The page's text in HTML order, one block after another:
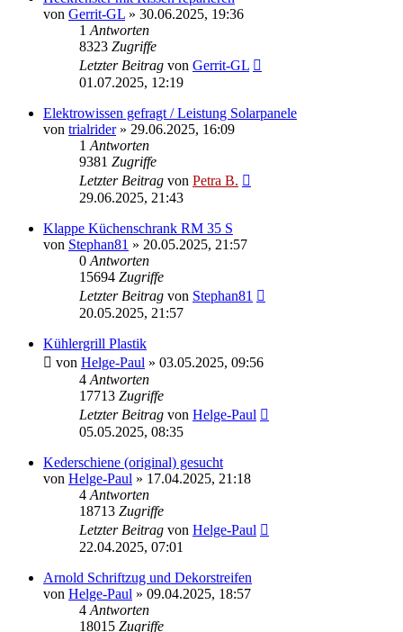
von Gerrit-GL » 30.06.2025, 19:36
1 Antworten
8323 Zugriffe
Letzter Beitrag von Gerrit-GL
01.07.2025, 12:19
Elektrowissen gefragt / Leistung Solarpanele
von trialrider» 29.06.2025, 16:09
1 Antworten
9381 Zugriffe
Letzter Beitrag von Petra B.
29.06.2025, 21:43
Klappe Küchenschrank RM 35 S
von Stephan81 » 20.05.2025, 21:57
0 Antworten
15694 Zugriffe
Letzter Beitrag von Stephan81
20.05.2025, 21:57
Kühlergrill Plastik
von Helge-Paul » 03.05.2025, 09:56
4 Antworten
17713 Zugriffe
Letzter Beitrag von Helge-Paul
05.05.2025, 08:35
Kederschiene (original) gesucht
von Helge-Paul » 17.04.2025, 21:18
4 Antworten
18713 Zugriffe
Letzter Beitrag von Helge-Paul
22.04.2025, 07:01
Arnold Schriftzug und Dekorstreifen
von Helge-Paul » 09.04.2025, 18:57
4 Antworten
18015 Zugriffe